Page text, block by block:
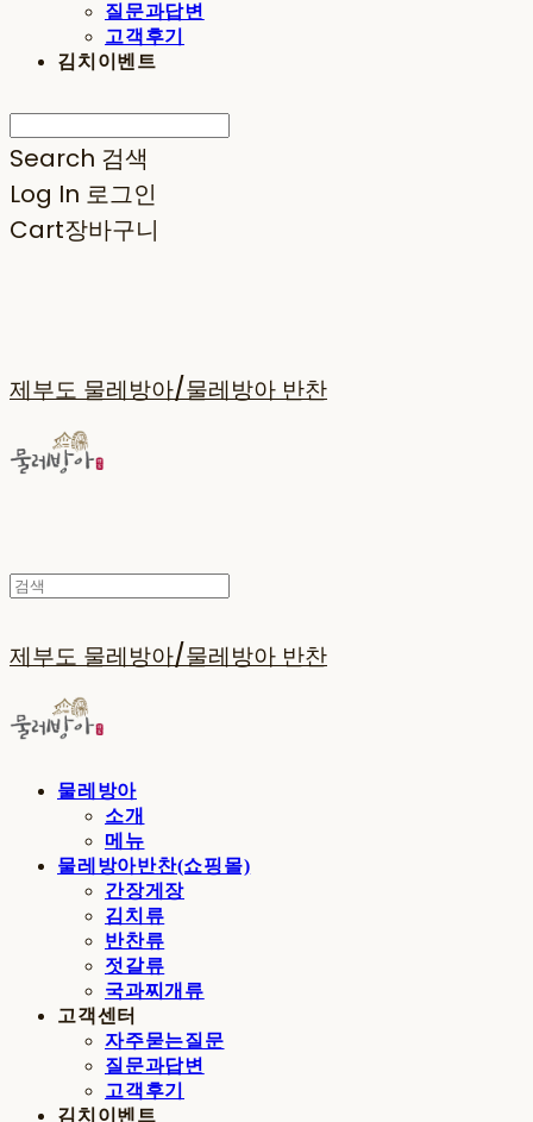
질문과답변
고객후기
김치이벤트
Search 검색
Log In 로그인
Cart장바구니
제부도 물레방아/물레방아 반찬
제부도 물레방아/물레방아 반찬
물레방아
소개
메뉴
물레방아반찬(쇼핑몰)
간장게장
김치류
반찬류
젓갈류
국과찌개류
고객센터
자주묻는질문
질문과답변
고객후기
김치이벤트